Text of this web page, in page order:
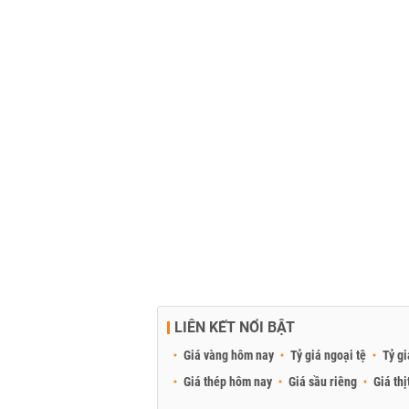
LIÊN KẾT NỔI BẬT
Giá vàng hôm nay Tỷ giá ngoại tệ
Tỷ
Giá thép hôm nay
Giá sầu riêng Giá